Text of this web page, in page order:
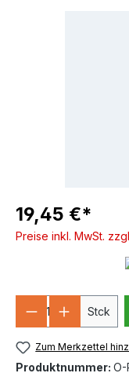
19,45 €*
Preise inkl. MwSt.
ProduktStck
Zum Merkzettel
Produktnummer: O-